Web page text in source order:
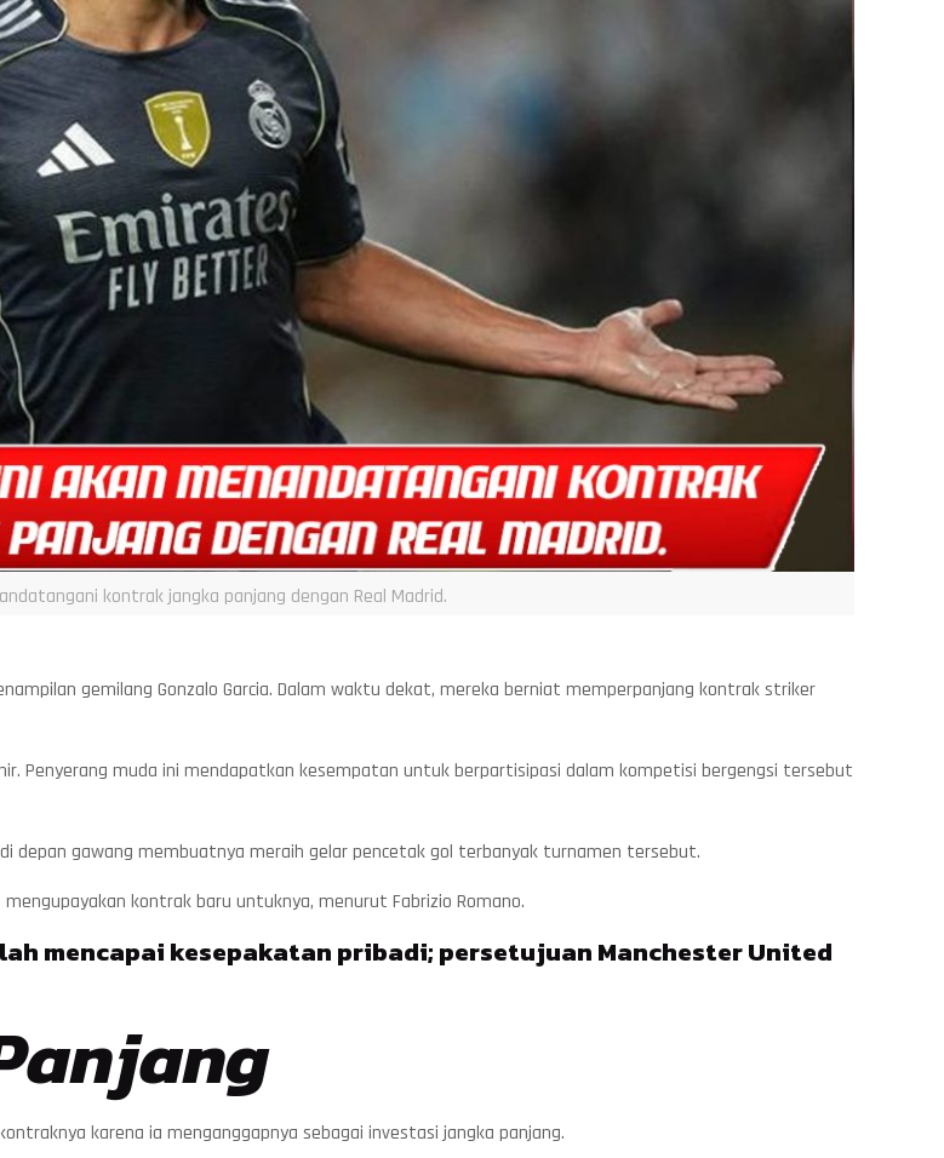
kontrak jangka panjang dengan Real Madrid.
gemilang Gonzalo Garcia. Dalam waktu dekat, mereka berniat memperpanjang kontrak striker
Penyerang muda ini mendapatkan kesempatan untuk berpartisipasi dalam kompetisi bergengsi tersebut
depan gawang membuatnya meraih gelar pencetak gol terbanyak turnamen tersebut.
kontrak baru untuknya, menurut Fabrizio Romano.
mencapai kesepakatan pribadi; persetujuan Manchester United
karena ia menganggapnya sebagai investasi jangka panjang.